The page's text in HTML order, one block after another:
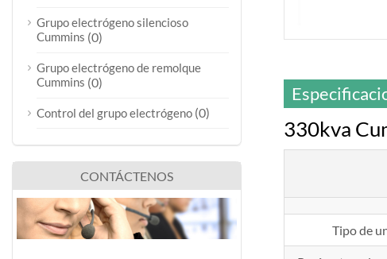
330kva
Tipo de
Grupo electrógeno silencioso
Cummins (0)
Grupo electrógeno de remolque
Cummins (0)
Control del grupo electrógeno (0)
CONTÁCTENOS